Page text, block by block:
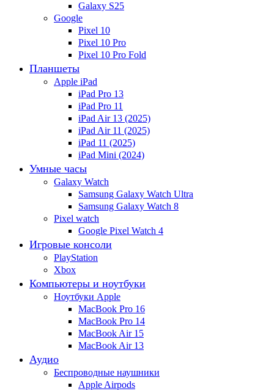
Galaxy S25
Google
Pixel 10
Pixel 10 Pro
Pixel 10 Pro Fold
Планшеты
Apple iPad
iPad Pro 13
iPad Pro 11
iPad Air 13 (2025)
iPad Air 11 (2025)
iPad 11 (2025)
iPad Mini (2024)
Умные часы
Galaxy Watch
Samsung Galaxy Watch Ultra
Samsung Galaxy Watch 8
Pixel watch
Google Pixel Watch 4
Игровые консоли
PlayStation
Xbox
Компьютеры и ноутбуки
Ноутбуки Apple
MacBook Pro 16
MacBook Pro 14
MacBook Air 15
MacBook Air 13
Аудио
Беспроводные наушники
Apple Airpods